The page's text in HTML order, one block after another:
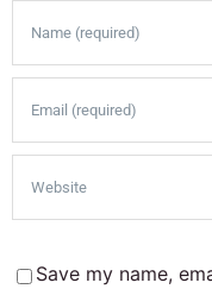
Save my name,